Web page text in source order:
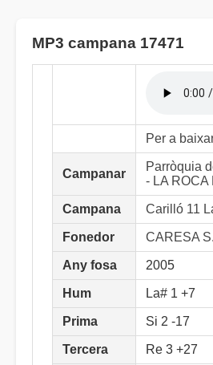
MP3 campana 17471
Per a
Campanar
Parròquia
- LA ROCA
Campana Carilló 11
Fonedor CARESA
Any fosa 2005
Hum La# 1 +7
Prima Si 2 -17
Tercera Re 3 +27